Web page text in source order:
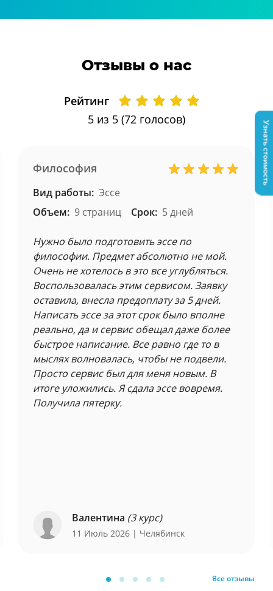
Отзывы о нас
Рейтинг
5 из 5 (72 голосов)
Философия
Вид работы: Эссе
Объем: 9 страниц Срок: 5 дней
Нужно было подготовить эссе по
философии. Предмет абсолютно не мой.
Очень не хотелось в это все углубляться.
Воспользовалась этим сервисом. Заявку
оставила, внесла предоплату за 5 дней.
Написать эссе за этот срок было вполне
реально, да и сервис обещал даже более
быстрое написание. Все равно где то в
мыслях волновалась, чтобы не подвели.
Просто сервис был для меня новым. В
итоге уложились. Я сдала эссе вовремя.
Получила пятерку.
Валентина (3 курс)
11 Июль 2026 | Челябинск
Все отзывы
Узнать стоимость